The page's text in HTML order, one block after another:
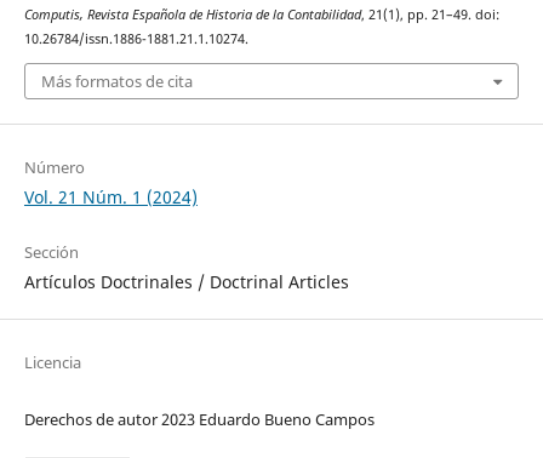
Computis, Revista Española de Historia de la Contabilidad, 21(1), pp. 21–49. doi:
10.26784/issn.1886-1881.21.1.10274.
Más formatos de cita
Número
Vol. 21 Núm. 1 (2024)
Sección
Artículos Doctrinales / Doctrinal Articles
Licencia
Derechos de autor 2023 Eduardo Bueno Campos